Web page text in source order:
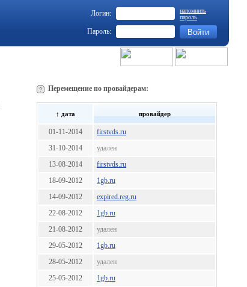
Логин:
напомнить
пароль
Пароль:
Перемещение по провайдерам:
↑ дата провайдер
01-11-2014
firstvds.ru
31-10-2014
удален
13-08-2014
firstvds.ru
18-09-2012
1gb.ru
14-09-2012
expired.reg.ru
22-08-2012
1gb.ru
21-08-2012
удален
29-05-2012
1gb.ru
28-05-2012
удален
25-05-2012
1gb.ru